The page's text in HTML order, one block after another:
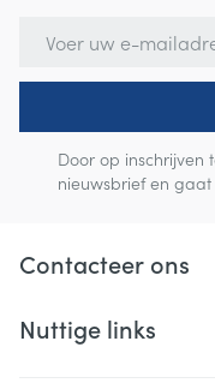
Door op inschrijven
nieuwsbrief en
Contacteer ons
Nuttige links